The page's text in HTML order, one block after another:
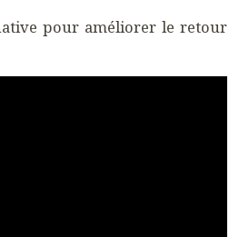
pour améliorer le retour